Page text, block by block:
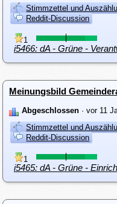
Stimmzettel und
Reddit-Discussion
1
Meinungsbild
Abgeschlossen · vor 11
Stimmzettel und
Reddit-Discussion
1